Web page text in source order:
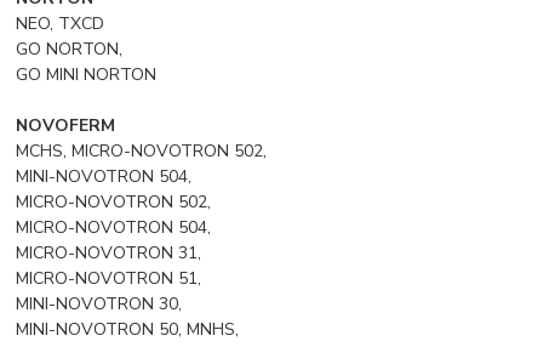
NEO, TXCD
GO NORTON,
GO MINI NORTON
NOVOFERM
MCHS, MICRO-NOVOTRON 502,
MINI-NOVOTRON 504,
MICRO-NOVOTRON 502,
MICRO-NOVOTRON 504,
MICRO-NOVOTRON 31,
MICRO-NOVOTRON 51,
MINI-NOVOTRON 30,
MINI-NOVOTRON 50, MNHS,